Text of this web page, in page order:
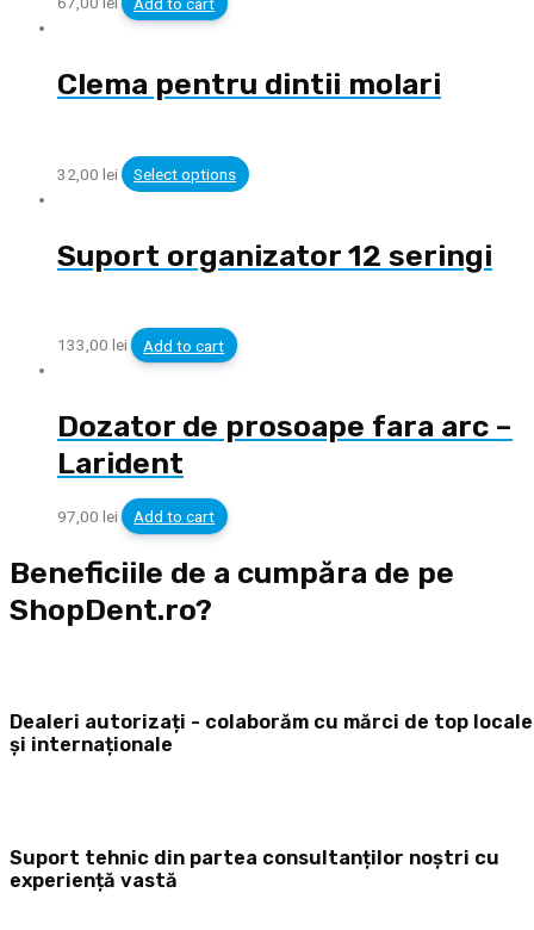
Clema pentru dintii molari
32,00 lei Select options
Suport organizator 12 seringi
133,00 lei Add to cart
Dozator de prosoape fara arc –
Larident
97,00 lei Add to cart
Beneficiile de a cumpăra de pe
ShopDent.ro?
Dealeri autorizați - colaborăm cu mărci de top locale
și internaționale
Suport tehnic din partea consultanților noștri cu
experiență vastă